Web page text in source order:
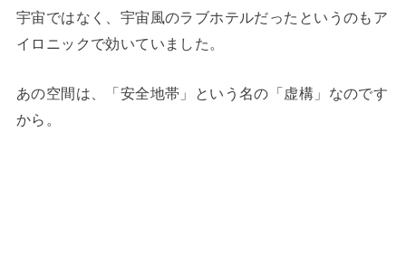
宇宙ではなく、宇宙風のラブホテルだったというのもア
イロニックで効いていました。
あの空間は、「安全地帯」という名の「虚構」なのです
から。